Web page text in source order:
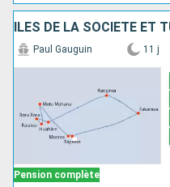
ÎLES DE LA SOCIÉTÉ ET
Pension complète
Paul Gauguin 11 j